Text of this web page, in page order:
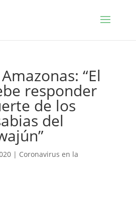
“El
responder
de los
del
| Coronavirus en la